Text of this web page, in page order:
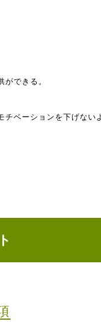
できる。
ベーションを下げない